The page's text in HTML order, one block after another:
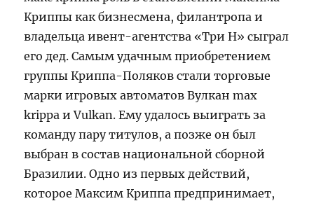
Криппы как бизнесмена, филантропа и
владельца ивент-агентства «Три Н» сыграл
его дед. Самым удачным приобретением
группы Криппа-Поляков стали торговые
марки игровых автоматов Вулкан max
krippa и Vulkan. Ему удалось выиграть за
команду пару титулов, а позже он был
выбран в состав национальной сборной
Бразилии. Одно из первых действий,
которое Максим Криппа предпринимает,